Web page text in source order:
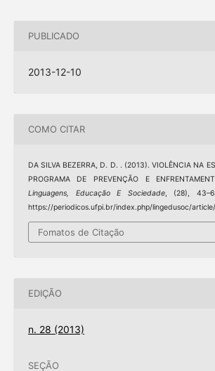
PUBLICADO
2013-12-10
COMO CITAR
DA SILVA BEZERRA, D. D. . (2013). VIOLÊNCIA NA
PROGRAMA DE PREVENÇÃO E
Linguagens, Educação E Sociedade, (28),
https://periodicos.ufpi.br/index.php/lingedusoc/
Fomatos de Citação
EDIÇÃO
n. 28 (2013)
SEÇÃO